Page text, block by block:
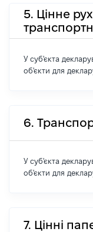
5. Цінне
У суб'єкта
об'єкти для
6.
У суб'єкта
об'єкти для
7. Цінні